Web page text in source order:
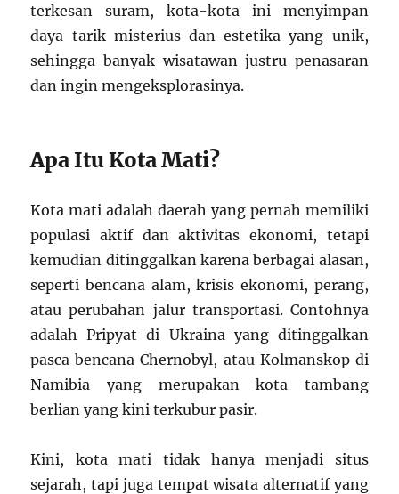
terkesan suram, kota-kota ini menyimpan
daya tarik misterius dan estetika yang unik,
sehingga banyak wisatawan justru penasaran
dan ingin mengeksplorasinya.
Apa Itu Kota Mati?
Kota mati adalah daerah yang pernah memiliki
populasi aktif dan aktivitas ekonomi, tetapi
kemudian ditinggalkan karena berbagai alasan,
seperti bencana alam, krisis ekonomi, perang,
atau perubahan jalur transportasi. Contohnya
adalah Pripyat di Ukraina yang ditinggalkan
pasca bencana Chernobyl, atau Kolmanskop di
Namibia yang merupakan kota tambang
berlian yang kini terkubur pasir.
Kini, kota mati tidak hanya menjadi situs
sejarah, tapi juga tempat wisata alternatif yang